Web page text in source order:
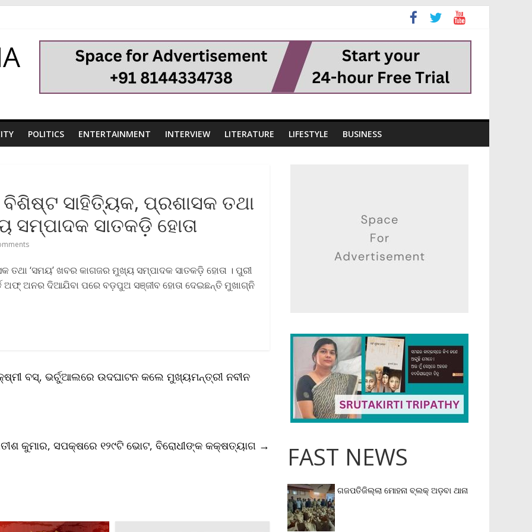
POLITICS ENTERTAINMENT INTERVIEW LITERATURE LIFESTYLE BUSINESS
ସାହିତ୍ୟିକ, ପ୍ରଶାସକ ତଥା
ସମ୍ପାଦକ ସାତକଡ଼ି ହୋତା
‘ସମୟ’ ଖବର କାଗଜର ମୁଖ୍ୟ ସମ୍ପାଦକ ସାତକଡ଼ି ହୋତା । ପୁରୀ
ଅଫ୍‌ ଅନର ଦିଆଯିବା ପରେ ବଡ଼ପୁଅ ସଞ୍ଜୀବ ହୋତା ଦେଇଛନ୍ତି ମୁଖାଗ୍ନି
ବସ୍, ଭର୍ଚୁଆଲରେ ଉଦଘାଟନ କଲେ ମୁଖ୍ୟମନ୍ତ୍ରୀ ନବୀନ
କୁମାର, ସପକ୍ଷରେ ୧୨୯ଟି ଭୋଟ, ବିରୋଧୀଙ୍କ କକ୍ଷତ୍ୟାଗ → FAST NEWS
ଗଜପତିଜିଲ୍ଲା ମୋହନା ବ୍ଲକ୍‌ ଅଡ଼ବା ଥାନା